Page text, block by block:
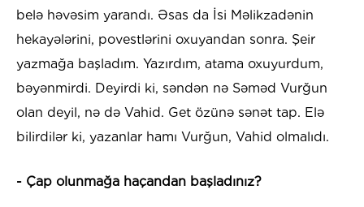
belə həvəsim yarandı. Əsas da İsi Məlikzadənin
hekayələrini, povestlərini oxuyandan sonra. Şeir
yazmağa başladım. Yazırdım, atama oxuyurdum,
bəyənmirdi. Deyirdi ki, səndən nə Səməd Vurğun
olan deyil, nə də Vahid. Get özünə sənət tap. Elə
bilirdilər ki, yazanlar hamı Vurğun, Vahid olmalıdı.
- Çap olunmağa haçandan başladınız?